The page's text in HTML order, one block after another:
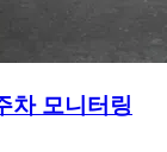
차 모니터링